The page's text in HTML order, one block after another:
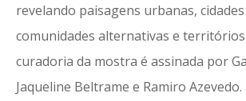
revelando paisagens urbanas,
comunidades alternativas e
curadoria da mostra é assinada por
Jaqueline Beltrame e Ramiro Azevedo.